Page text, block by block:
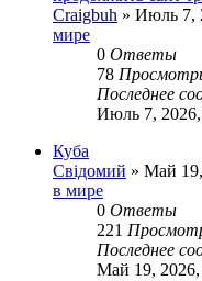
Craigbuh » Июль 7,
мире
0 Ответы
78
Последнее
Июль 7,
Куба
Свідомий » Май
в мире
0 Ответы
221
Последнее
Май 19, 2026,